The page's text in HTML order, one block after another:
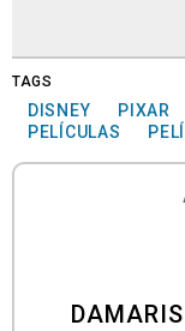
TAGS
DISNEY PIXAR
PELÍCULAS